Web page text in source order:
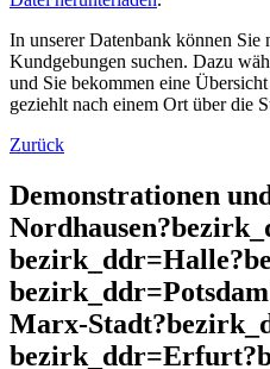
In unserer Datenbank können Sie
Kundgebungen suchen. Dazu
und Sie bekommen eine
geziehlt nach einem Ort über die
Zurück
Demonstrationen
Marx-